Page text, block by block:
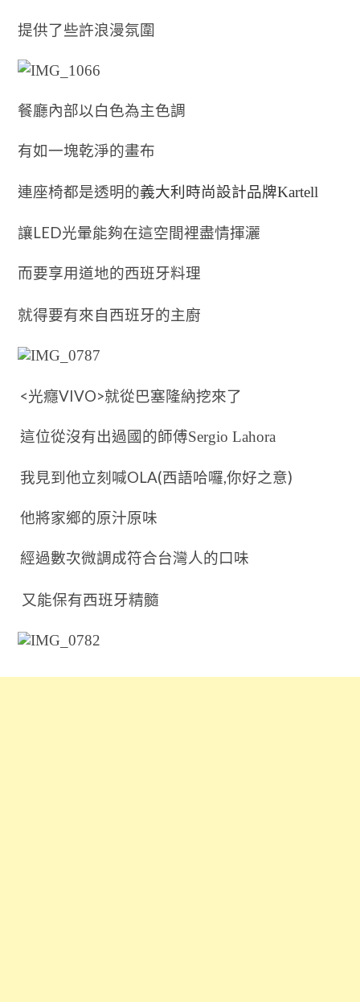
提供了些許浪漫氛圍
餐廳內部以白色為主色調
有如一塊乾淨的畫布
連座椅都是透明的義大利時尚設計品牌Kartell
讓LED光暈能夠在這空間裡盡情揮灑
而要享用道地的西班牙料理
就得要有來自西班牙的主廚
<光癮VIVO>就從巴塞隆納挖來了
這位從沒有出過國的師傅Sergio Lahora
我見到他立刻喊OLA(西語哈囉,你好之意)
他將家鄉的原汁原味
經過數次微調成符合台灣人的口味
又能保有西班牙精髓